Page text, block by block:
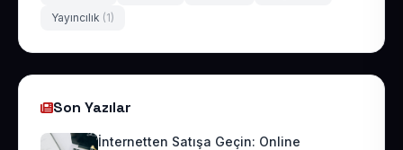
Yayıncılık (1)
Son Yazılar
İnternetten Satışa Geçin: Online